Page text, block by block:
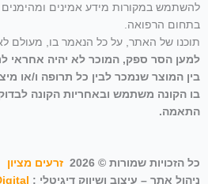
להשתמש במקורות מידע אמינים
בתחום הרפואה.
תוכנו של האתר, על כל הנאמר בו, מעולם
למען הסר ספק, המוכר לא יהיה אחראי
בין המוצר שנמכר לבין כל תרופה ו/או
בו הקונה משתמש ובאחריות הקונה
התאמה.
כל הזכויות שמורות © 2026
זרעים מציון
ניהול אתר – עיצוב ושיווק דיגיטלי :